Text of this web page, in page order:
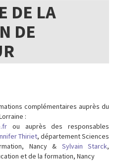
DE LA
DE
complémentaires auprès du
:
ou auprès des responsables
Thiriet, département Sciences
Nancy & Sylvain Starck,
et de la formation, Nancy